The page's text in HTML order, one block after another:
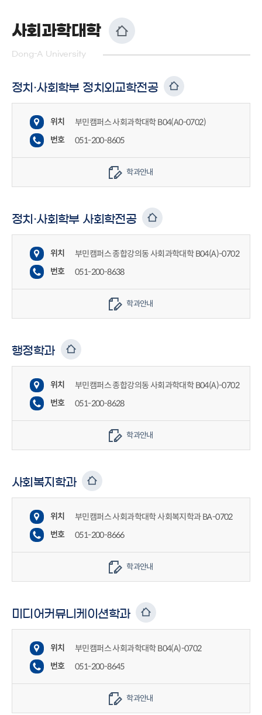
사회과학대학
Dong-A University
정치·사회학부 정치외교학전공
위치
부민캠퍼스 사회과학대학 B04(A0-0702)
번호
051-200-8605
학과안내
정치·사회학부 사회학전공
위치
부민캠퍼스 종합강의동 사회과학대학 B04(A)-0702
번호
051-200-8638
학과안내
행정학과
위치
부민캠퍼스 종합강의동 사회과학대학 B04(A)-0702
번호
051-200-8628
학과안내
사회복지학과
위치
부민캠퍼스 사회과학대학 사회복지학과 BA-0702
번호
051-200-8666
학과안내
미디어커뮤니케이션학과
위치
부민캠퍼스 사회과학대학 B04(A)-0702
번호
051-200-8645
학과안내